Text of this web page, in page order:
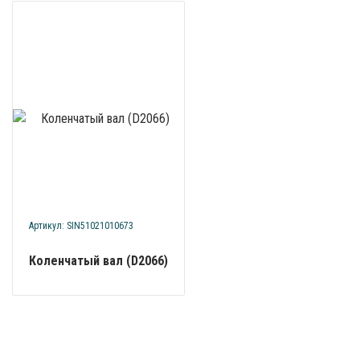
Артикул: SIN51021010673
Коленчатый вал (D2066)